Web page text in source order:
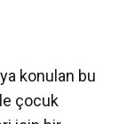
konulan bu
çocuk